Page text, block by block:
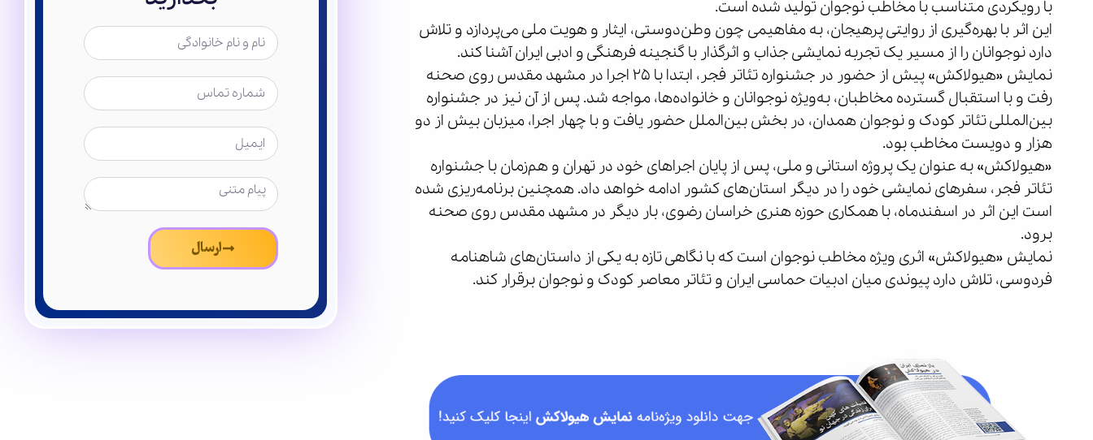
با رویکردی متناسب با مخاطب نوجوان تولید شده است.
این اثر با بهره‌گیری از روایتی پرهیجان، به مفاهیمی چون وطن‌دوستی، ایثار و هویت ملی می‌پردازد و تلاش
دارد نوجوانان را از مسیر یک تجربه نمایشی جذاب و اثرگذار با گنجینه فرهنگی و ادبی ایران آشنا کند.
نمایش «هیولاکش» پیش از حضور در جشنواره تئاتر فجر، ابتدا با ۲۵ اجرا در مشهد مقدس روی صحنه
رفت و با استقبال گسترده مخاطبان، به‌ویژه نوجوانان و خانواده‌ها، مواجه شد. پس از آن نیز در جشنواره
بین‌المللی تئاتر کودک و نوجوان همدان، در بخش بین‌الملل حضور یافت و با چهار اجرا، میزبان بیش از دو
هزار و دویست مخاطب بود.
«هیولاکش» به عنوان یک پروژه استانی و ملی، پس از پایان اجراهای خود در تهران و هم‌زمان با جشنواره
تئاتر فجر، سفرهای نمایشی خود را در دیگر استان‌های کشور ادامه خواهد داد. همچنین برنامه‌ریزی شده
است این اثر در اسفندماه، با همکاری حوزه هنری خراسان رضوی، بار دیگر در مشهد مقدس روی صحنه
برود.
نمایش «هیولاکش» اثری ویژه مخاطب نوجوان است که با نگاهی تازه به یکی از داستان‌های شاهنامه
فردوسی، تلاش دارد پیوندی میان ادبیات حماسی ایران و تئاتر معاصر کودک و نوجوان برقرار کند.
ارسال